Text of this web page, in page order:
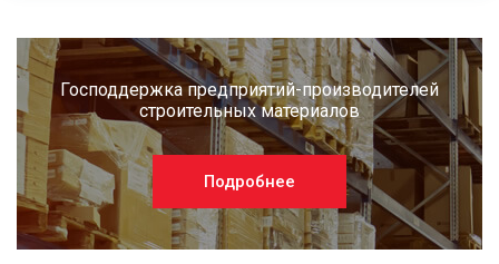
Господдержка предприятий-производителей
строительных материалов
Подробнее